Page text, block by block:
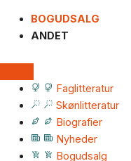
BOGUDSALG
ANDET
Faglitteratur
Skønlitteratur
Biografier
Nyheder
Bogudsalg